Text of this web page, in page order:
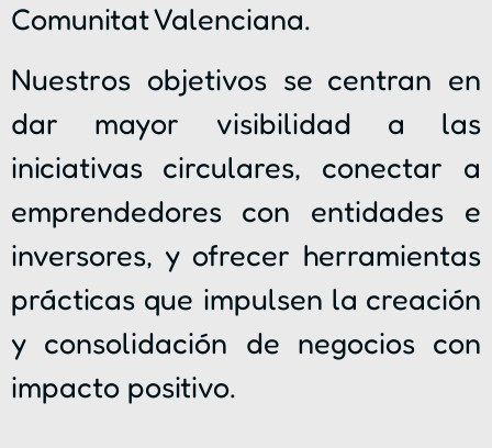
Comunitat Valenciana.
Nuestros objetivos se centran en
dar mayor visibilidad a las
iniciativas circulares, conectar a
emprendedores con entidades e
inversores, y ofrecer herramientas
prácticas que impulsen la creación
y consolidación de negocios con
impacto positivo.